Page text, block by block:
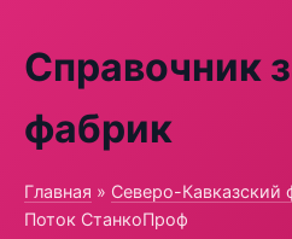
Справочник
фабрик
Главная » Северо-Кавказский
Поток СтанкоПроф